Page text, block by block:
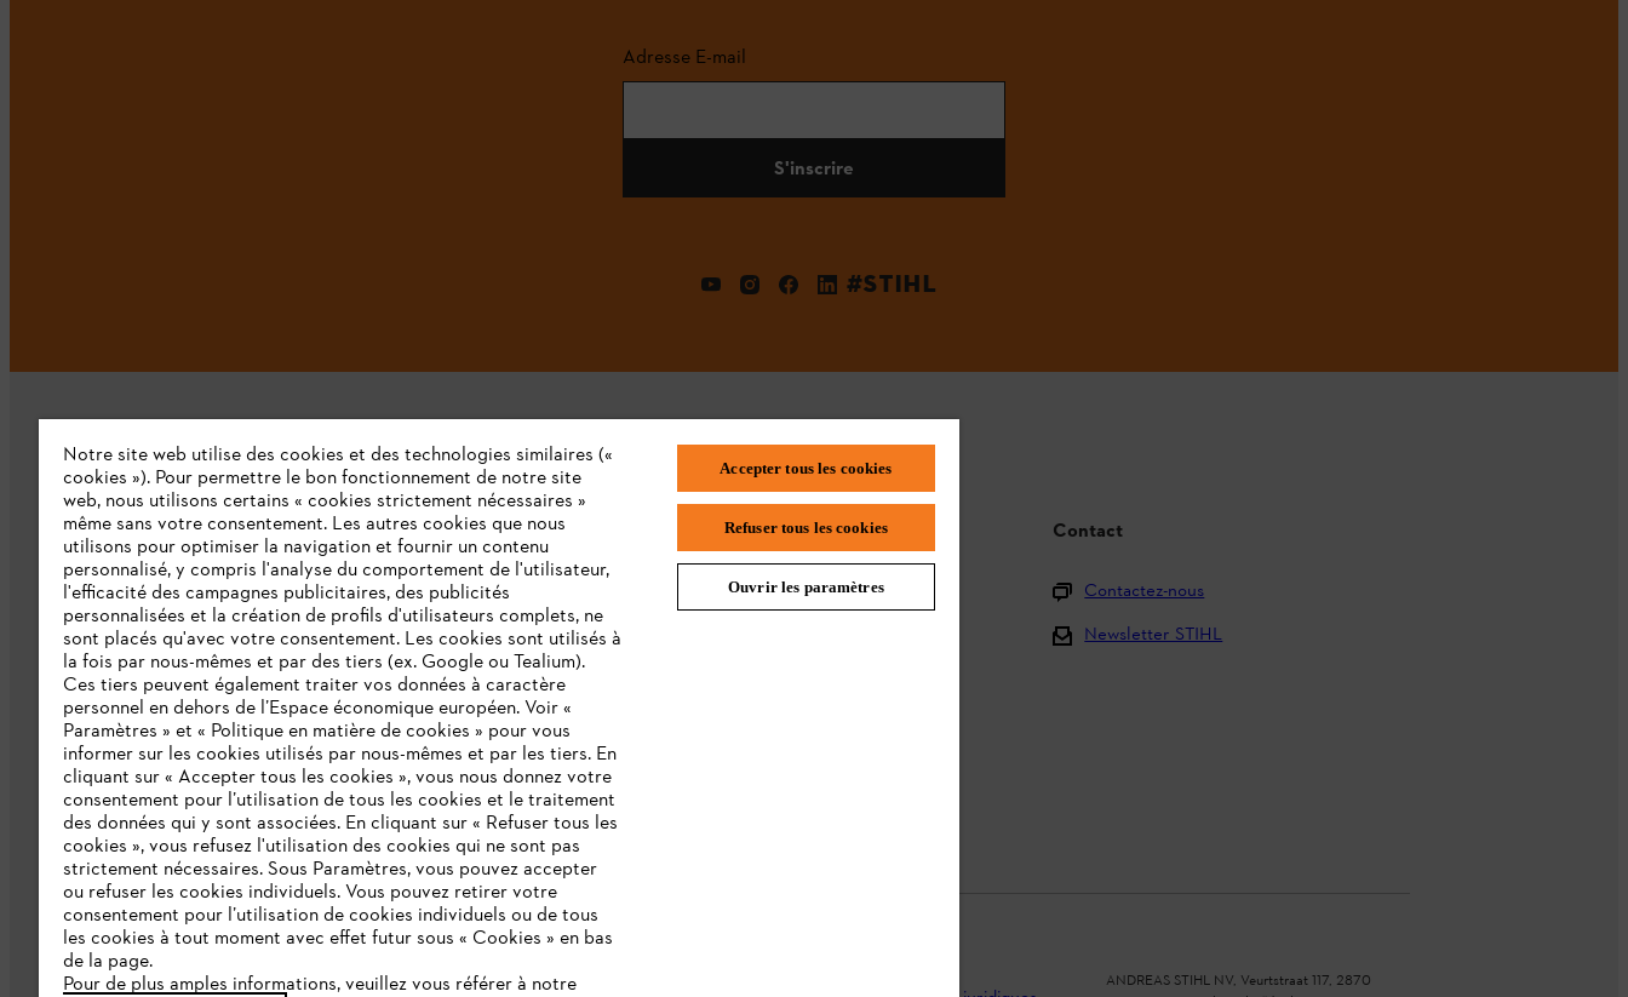
Adresse E-mail
S'inscrire
#STIHL
L'Entreprise
Qui sommes-nous ?
Presse
Emploi
Développement durable
Ligne Intégrité STIHL
Catalogue
STIHL FAQ
L'Enregistrement
Contact
Contactez-nous
Newsletter STIHL
ANDREAS STIHL NV, Veurtstraat 117, 2870
Notre site web utilise des cookies et des technologies similaires («
cookies »). Pour permettre le bon fonctionnement de notre site
web, nous utilisons certains « cookies strictement nécessaires »
même sans votre consentement. Les autres cookies que nous
utilisons pour optimiser la navigation et fournir un contenu
personnalisé, y compris l'analyse du comportement de l'utilisateur,
l'efficacité des campagnes publicitaires, des publicités
personnalisées et la création de profils d'utilisateurs complets, ne
sont placés qu'avec votre consentement. Les cookies sont utilisés à
la fois par nous-mêmes et par des tiers (ex. Google ou Tealium).
Ces tiers peuvent également traiter vos données à caractère
personnel en dehors de l’Espace économique européen. Voir «
Paramètres » et « Politique en matière de cookies » pour vous
informer sur les cookies utilisés par nous-mêmes et par les tiers. En
cliquant sur « Accepter tous les cookies », vous nous donnez votre
consentement pour l’utilisation de tous les cookies et le traitement
des données qui y sont associées. En cliquant sur « Refuser tous les
cookies », vous refusez l'utilisation des cookies qui ne sont pas
strictement nécessaires. Sous Paramètres, vous pouvez accepter
ou refuser les cookies individuels. Vous pouvez retirer votre
consentement pour l’utilisation de cookies individuels ou de tous
les cookies à tout moment avec effet futur sous « Cookies » en bas
de la page.
Pour de plus amples informations, veuillez vous référer à notre
Accepter tous les cookies
Refuser tous les cookies
Ouvrir les paramètres